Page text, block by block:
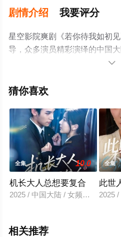
剧情介绍 我要评分
星空影院爽剧《若你待我如初
导，众多演员精彩演绎的中国
揭晓（全集），手机免费观看
电视猫或剧情网等平台了解。

猜你喜欢
全集 10.0
机长大人总想要复合
2025 / 中国大陆 / 女频恋爱
全集
此世
2025 /
相关推荐